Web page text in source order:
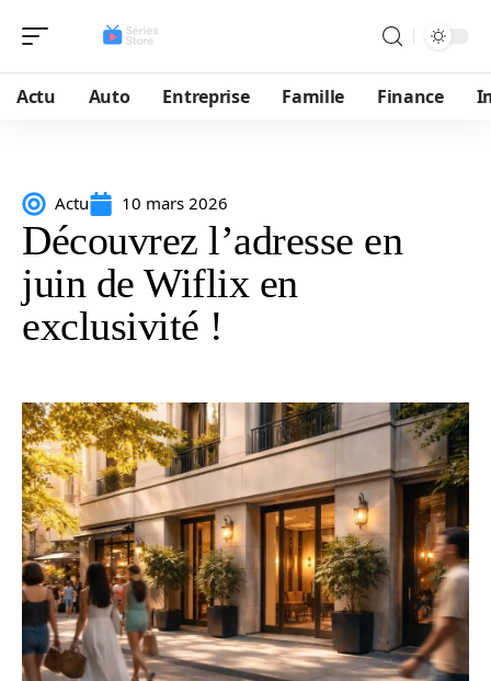
Actu Auto Entreprise Famille Finance
Actu 10 mars 2026
Découvrez l’adresse en
juin de Wiflix en
exclusivité !